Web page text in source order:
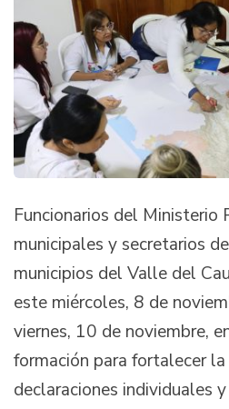
Funcionarios del Ministerio
municipales y secretarios
municipios del Valle del
este miércoles, 8 de
viernes, 10 de noviembre,
formación para fortalecer
declaraciones individuales